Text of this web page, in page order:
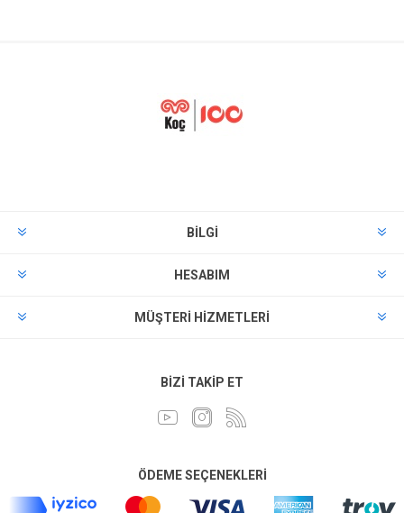
BILGI
HESABIM
MÜŞTERI HIZMETLERI
BIZI TAKIP ET
ÖDEME SEÇENEKLERI